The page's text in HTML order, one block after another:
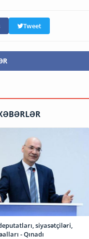
Tweet
siyasətçiləri,
- Qınadı